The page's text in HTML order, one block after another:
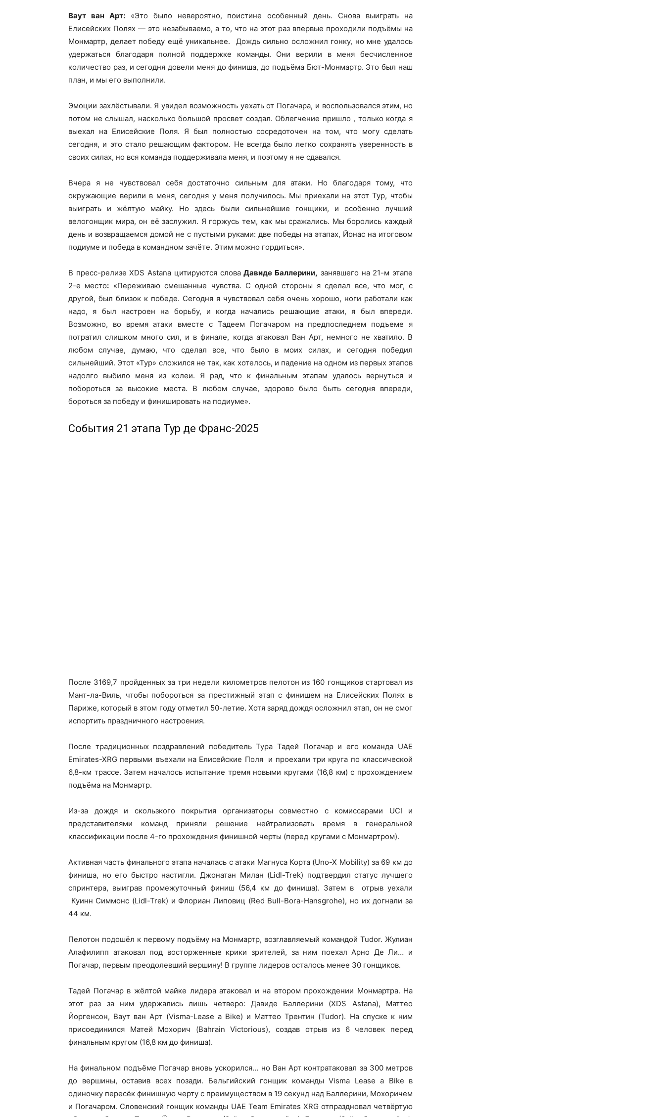
Ваут ван Арт:«Это было невероятно, поистине особенный день. Снова выиграть на
Елисейских Полях — это незабываемо, а то, что на этот раз впервые проходили подъёмы на
Монмартр, делает победу ещё уникальнее. Дождь сильно осложнил гонку, но мне удалось
удержаться благодаря полной поддержке команды. Они верили в меня бесчисленное
количество раз, и сегодня довели меня до финиша, до подъёма Бют-Монмартр. Это был наш
план, и мы его выполнили.
Эмоции захлёстывали. Я увидел возможность уехать от Погачара, и воспользовался этим, но
потом не слышал, насколько большой просвет создал. Облегчение пришло , только когда я
выехал на Елисейские Поля. Я был полностью сосредоточен на том, что могу сделать
сегодня, и это стало решающим фактором. Не всегда было легко сохранять уверенность в
своих силах, но вся команда поддерживала меня, и поэтому я не сдавался.
Вчера я не чувствовал себя достаточно сильным для атаки. Но благодаря тому, что
окружающие верили в меня, сегодня у меня получилось. Мы приехали на этот Тур, чтобы
выиграть и жёлтую майку. Но здесь были сильнейшие гонщики, и особенно лучший
велогонщик мира, он её заслужил. Я горжусь тем, как мы сражались. Мы боролись каждый
день и возвращаемся домой не с пустыми руками: две победы на этапах, Йонас на итоговом
подиуме и победа в командном зачёте. Этим можно гордиться».
В пресс-релизе XDS Astana цитируются словаДавиде Баллерини, занявшего на 21-м этапе
2-е место: «Переживаю смешанные чувства. С одной стороны я сделал все, что мог, с
другой, был близок к победе. Сегодня я чувствовал себя очень хорошо, ноги работали как
надо, я был настроен на борьбу, и когда начались решающие атаки, я был впереди.
Возможно, во время атаки вместе с Тадеем Погачаром на предпоследнем подъеме я
потратил слишком много сил, и в финале, когда атаковал Ван Арт, немного не хватило. В
любом случае, думаю, что сделал все, что было в моих силах, и сегодня победил
сильнейший. Этот «Тур» сложился не так, как хотелось, и падение на одном из первых этапов
надолго выбило меня из колеи. Я рад, что к финальным этапам удалось вернуться и
побороться за высокие места. В любом случае, здорово было быть сегодня впереди,
бороться за победу и финишировать на подиуме».
События 21 этапа Тур де Франс-2025
После 3169,7 пройденных за три недели километров пелотон из 160 гонщиков стартовал из
Мант-ла-Виль, чтобы побороться за престижный этап с финишем на Елисейских Полях в
Париже, который в этом году отметил 50-летие. Хотя заряд дождя осложнил этап, он не смог
испортить праздничного настроения.
После традиционных поздравлений победитель Тура Тадей Погачар и его команда UAE
Emirates-XRG первыми въехали на Елисейские Поля и проехали три круга по классической
6,8-км трассе. Затем началось испытание тремя новыми кругами (16,8 км) с прохождением
подъёма на Монмартр.
Из-за дождя и скользкого покрытия организаторы совместно с комиссарами UCI и
представителями команд приняли решение нейтрализовать время в генеральной
классификации после 4-го прохождения финишной черты (перед кругами с Монмартром).
Активная часть финального этапа началась с атаки Магнуса Корта (Uno-X Mobility) за 69 км до
финиша, но его быстро настигли. Джонатан Милан (Lidl-Trek) подтвердил статус лучшего
спринтера, выиграв промежуточный финиш (56,4 км до финиша). Затем в отрыв уехали
Куинн Симмонс (Lidl-Trek) и Флориан Липовиц (Red Bull-Bora-Hansgrohe), но их догнали за
44 км.
Пелотон подошёл к первому подъёму на Монмартр, возглавляемый командой Tudor. Жулиан
Алафилипп атаковал под восторженные крики зрителей, за ним поехал Арно Де Ли… и
Погачар, первым преодолевший вершину! В группе лидеров осталось менее 30 гонщиков.
Тадей Погачар в жёлтой майке лидера атаковал и на втором прохождении Монмартра. На
этот раз за ним удержались лишь четверо: Давиде Баллерини (XDS Astana), Маттео
Йоргенсон, Ваут ван Арт (Visma-Lease a Bike) и Маттео Трентин (Tudor). На спуске к ним
присоединился Матей Мохорич (Bahrain Victorious), создав отрыв из 6 человек перед
финальным кругом (16,8 км до финиша).
На финальном подъёме Погачар вновь ускорился… но Ван Арт контратаковал за 300 метров
до вершины, оставив всех позади. Бельгийский гонщик команды Visma Lease a Bike в
одиночку пересёк финишную черту с преимуществом в 19 секунд над Баллерини, Мохоричем
и Погачаром. Словенский гонщик команды UAE Team Emirates XRG отпраздновал четвёртую